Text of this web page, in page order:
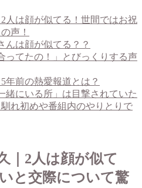
人は顔が似てる！世間ではお祝
声！
んは顔が似てる？？
ってたの！」とびっくりする声
年前の熱愛報道とは？
緒にいる所」は目撃されていた
れ初めや番組内のやりとりで
｜2人は顔が似て
と交際について驚